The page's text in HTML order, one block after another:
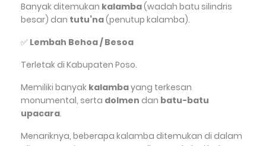
Banyak ditemukan kalamba(wadah batu silindris
besar) dan tutu’na(penutup kalamba).
✅ Lembah Behoa / Besoa
Terletak di Kabupaten Poso.
Memiliki banyak kalambayang terkesan
monumental, serta dolmen dan batu-batu
upacara.
Menariknya, beberapa kalamba ditemukan di dalam